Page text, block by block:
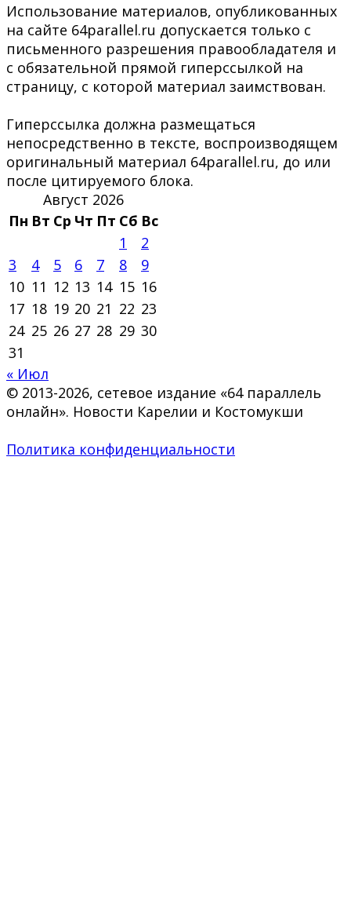
Использование материалов, опубликованных
на сайте 64parallel.ru допускается только с
письменного разрешения правообладателя и
с обязательной прямой гиперссылкой на
страницу, с которой материал заимствован.
Гиперссылка должна размещаться
непосредственно в тексте, воспроизводящем
оригинальный материал 64parallel.ru, до или
после цитируемого блока.
Август 2026
Пн Вт Ср Чт Пт Сб Вс
1
2
3
4 5 6 7 8
9
10 11 12 13 14 15 16
17 18 19 20 21 22 23
24 25 26 27 28 29 30
31
« Июл
© 2013-2026, сетевое издание «64 параллель
онлайн». Новости Карелии и Костомукши
Политика конфиденциальности